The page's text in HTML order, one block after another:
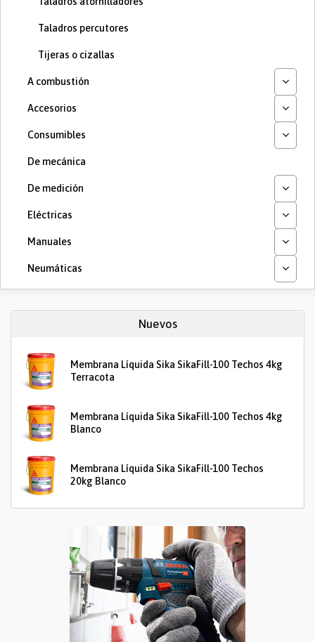
Taladros percutores
Tijeras o cizallas
A combustión
Accesorios
Consumibles
De mecánica
De medición
Eléctricas
Manuales
Neumáticas
Nuevos
Membrana Líquida Sika SikaFill-100 Techos 4kg
Terracota
Membrana Líquida Sika SikaFill-100 Techos 4kg
Blanco
Membrana Líquida Sika SikaFill-100 Techos
20kg Blanco